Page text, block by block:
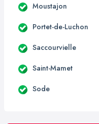
Moustajon
Portet-de-Luchon
Saccourvielle
Saint-Mamet
Sode